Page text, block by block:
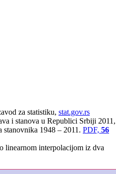
za statistiku, stat.gov.rs
i stanova u Republici Srbiji 2011,
1948 – 2011. PDF, 56
linearnom interpolacijom iz dva